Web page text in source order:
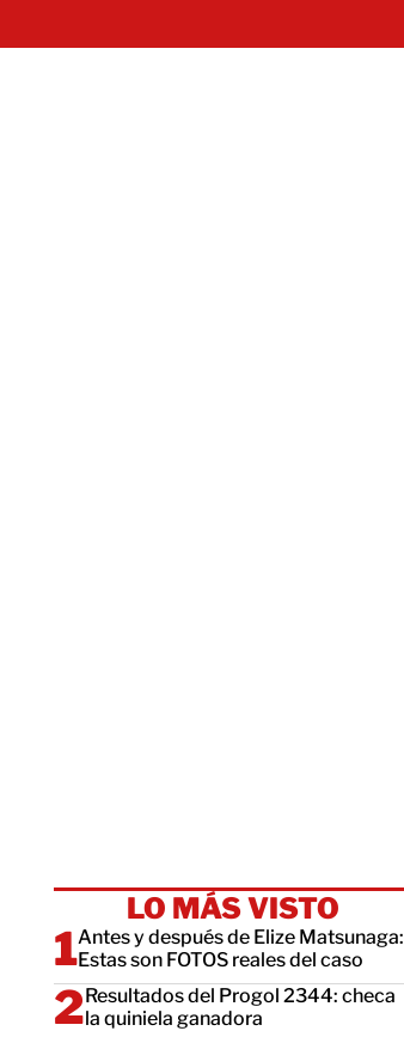
LO MÁS VISTO
Antes y después de Elize Matsunaga:
Estas son FOTOS reales del caso
Resultados del Progol 2344: checa
la quiniela ganadora